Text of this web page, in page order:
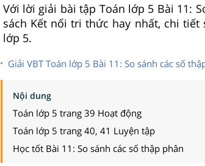
Với lời giải bài tập Toán lớp 5 Bài 11:
sách Kết nối tri thức hay nhất, chi
lớp 5.
Giải VBT Toán lớp 5 Bài 11: So sánh các số
Nội dung
Toán lớp 5 trang 39 Hoạt động
Toán lớp 5 trang 40, 41 Luyện tập
Học tốt Bài 11: So sánh các số thập phân